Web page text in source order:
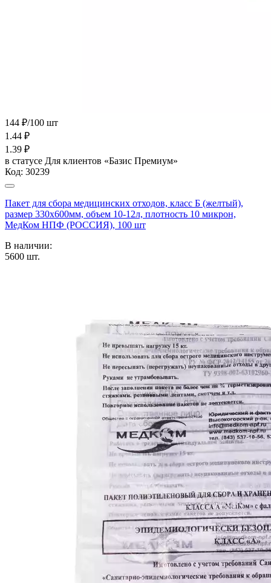
144 ₽/100 шт
1.44 ₽
1.39 ₽
в статусе Для клиентов «Базис Премиум»
Код: 30239
Пакет для сбора медицинских отходов, класс Б (желтый),
размер 330х600мм, объем 10-12л, плотность 10 микрон,
МедКом НПФ (РОССИЯ), 100 шт
В наличии:
5600 шт.